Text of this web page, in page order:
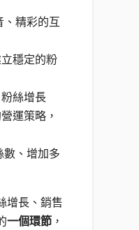
、精彩的互
穩定的粉
絲增長
運策略，
數、增加多
增長、銷售
一個環節 ，